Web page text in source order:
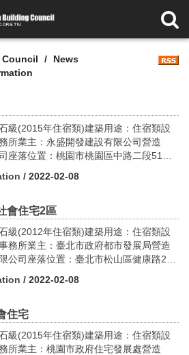
Council
News
級(2015年住宿類)建築用途：住宿類設
所業主：永盛開發建設有限公司營造
座落位置：桃園市桃園區中路二段51地
面積：1,777.59平方公尺建築面積：
2020
/ 2022-02-08
會住宅2區
級(2012年住宿類)建築用途：住宿類設
務所業主：臺北市政府都市發展局營造
公司座落位置：臺北市松山區健康路285
層、地下3層基地面積：4,885.00平方
間：2014.12-2017.12
/ 2022-02-08
住宅
級(2015年住宿類)建築用途：住宿類設
所業主：桃園市政府住宅發展處營造